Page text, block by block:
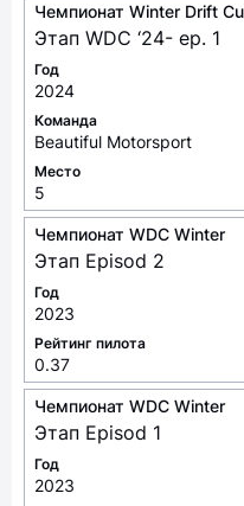
Чемпионат Winter Drift
Этап WDC ‘24- ep. 1
Год
2024
Команда
Beautiful Motorsport
Место
5
Чемпионат WDC Winter
Этап Episod 2
Год
2023
Рейтинг пилота
0.37
Чемпионат WDC Winter
Этап Episod 1
Год
2023